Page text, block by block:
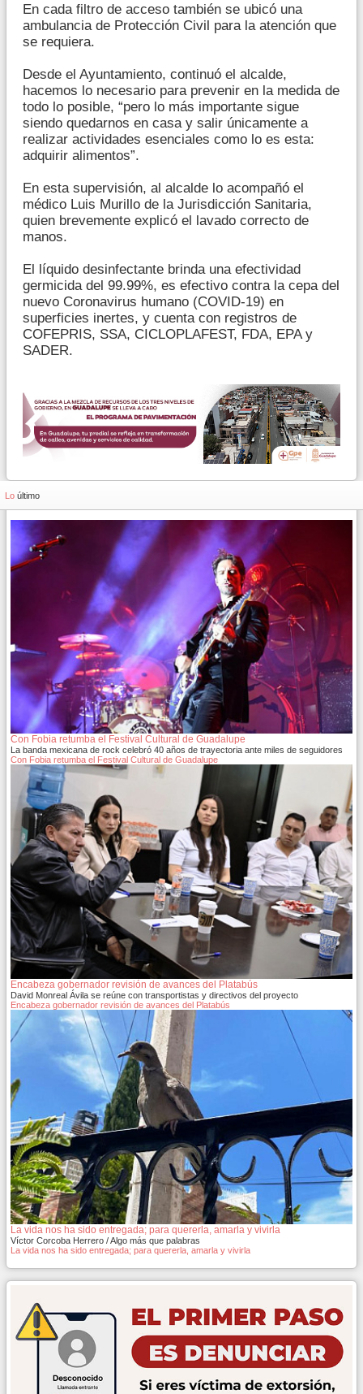
En cada filtro de acceso también se ubicó una
ambulancia de Protección Civil para la atención que
se requiera.
Desde el Ayuntamiento, continuó el alcalde,
hacemos lo necesario para prevenir en la medida de
todo lo posible, “pero lo más importante sigue
siendo quedarnos en casa y salir únicamente a
realizar actividades esenciales como lo es esta:
adquirir alimentos”.
En esta supervisión, al alcalde lo acompañó el
médico Luis Murillo de la Jurisdicción Sanitaria,
quien brevemente explicó el lavado correcto de
manos.
El líquido desinfectante brinda una efectividad
germicida del 99.99%, es efectivo contra la cepa del
nuevo Coronavirus humano (COVID-19) en
superficies inertes, y cuenta con registros de
COFEPRIS, SSA, CICLOPLAFEST, FDA, EPA y
SADER.
Lo último
Con Fobia retumba el Festival Cultural de Guadalupe
La banda mexicana de rock celebró 40 años de trayectoria ante miles de seguidores
Con Fobia retumba el Festival Cultural de Guadalupe
Encabeza gobernador revisión de avances del Platabús
David Monreal Ávila se reúne con transportistas y directivos del proyecto
Encabeza gobernador revisión de avances del Platabús
La vida nos ha sido entregada; para quererla, amarla y vivirla
Víctor Corcoba Herrero / Algo más que palabras
La vida nos ha sido entregada; para quererla, amarla y vivirla